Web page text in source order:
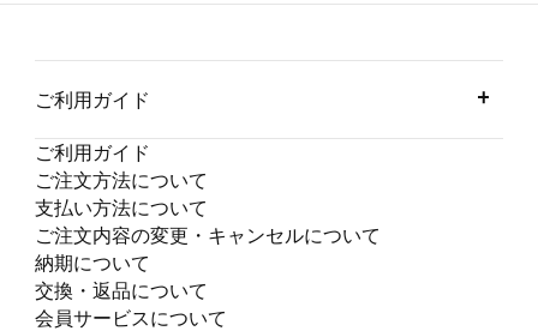
ご利用ガイド
ご利用ガイド
ご注文方法について
支払い方法について
ご注文内容の変更・キャンセルについて
納期について
交換・返品について
会員サービスについて